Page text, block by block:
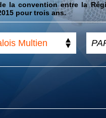
convention entre la
pour trois ans.
Multien